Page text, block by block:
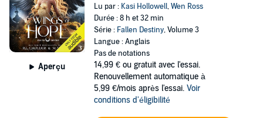
Aperçu
Lu par : Kasi Hollowell,Wen Ross
Durée : 8 h et 32 min
Série : Fallen Destiny, Volume 3
Langue : Anglais
Pas de notations
14,99 € ou gratuit avec l'essai.
Renouvellement automatique à
5,99 €/mois après l'essai. Voir
conditions d'éligibilité